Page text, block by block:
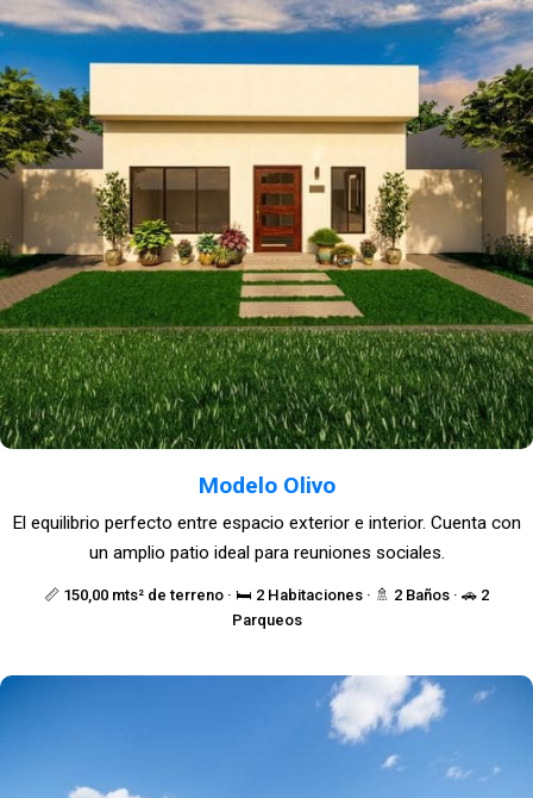
Modelo Olivo
📏 150,00 mts² de terreno · 🛏️ 2 Habitaciones · 🚿 2 Baños · 🚗 2
Parqueos
El equilibrio perfecto entre espacio exterior e interior. Cuenta con
un amplio patio ideal para reuniones sociales.